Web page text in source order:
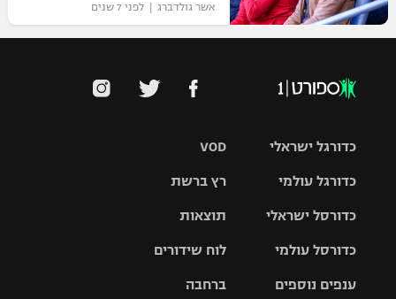
אשר גולדברג | לפני 7 שנים
VOD
רץ ברשת
תוצאות
לוח שידורים
ברחבה
כדורגל ישראלי
גביע הטוטו
כדורגל עולמי
האלופות
ליגה
כדורסל ישראלי
סל
כדורסל עולמי
ענפים נוספים